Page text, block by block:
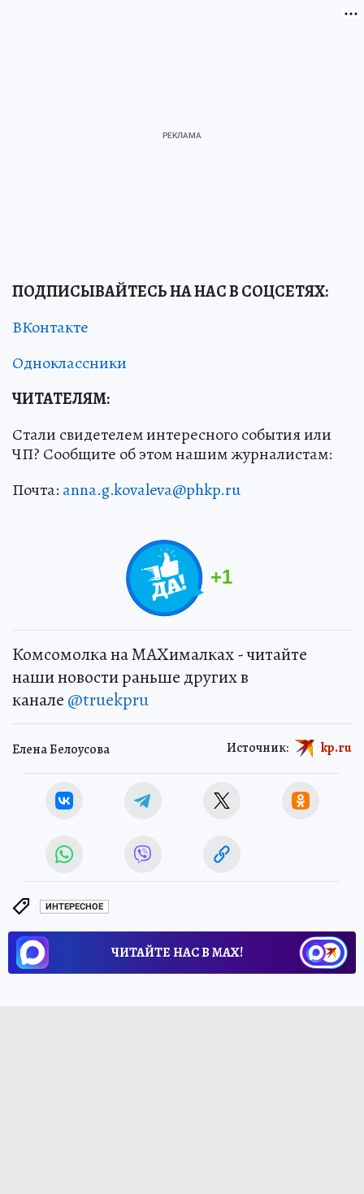
ПОДПИСЫВАЙТЕСЬ НА НАС В СОЦСЕТЯХ:
ВКонтакте
Одноклассники
ЧИТАТЕЛЯМ:
Стали свидетелем интересного события или
ЧП? Сообщите об этом нашим журналистам:
Почта: anna.g.kovaleva@phkp.ru
+1
Комсомолка на MAXималках - читайте
наши новости раньше других в
канале @truekpru
Елена Белоусова Источник: kp.ru
ИНТЕРЕСНОЕ
ЧИТАЙТЕ НАС В МАХ!